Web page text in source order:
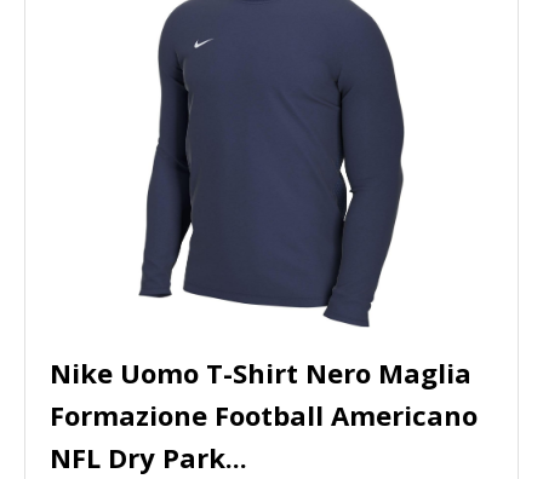
Nike Uomo T-Shirt Nero Maglia
Formazione Football Americano
NFL Dry Park...